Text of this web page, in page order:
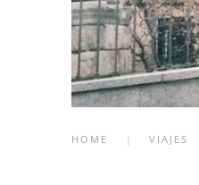
HOME VIAJES